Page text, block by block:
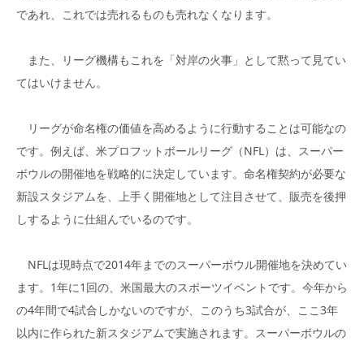
であれ、これでは売れるものも売れなくなります。
また、リーグ機構もこれを「対岸の火事」として黙って見てい
てはいけません。
リーグが命名権の価値を高めるように行動することは可能なの
です。例えば、米プロフットボールリーグ（NFL）は、スーパー
ボウルの開催地を戦略的に決定しています。命名権契約が必要な
新設スタジアムを、上手く開催地として注目させて、販売を後押
しするように仕組んでいるのです。
NFLは現時点で2014年までのスーパーボウル開催地を決めてい
ます。1年に1回の、米国最大のスポーツイベントです。今年から
の4年間で4試合しかないのですが、このうち3試合が、ここ3年
以内に作られた新スタジアムで実施されます。スーパーボウルの